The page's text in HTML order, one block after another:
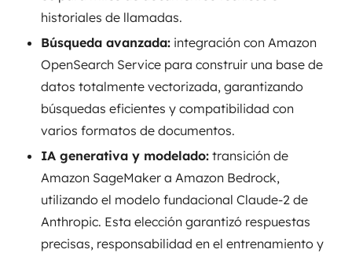
Gestión de infraestructura
Escalar con seguridad
Pentest
DevSecOps
MSS
Consultoría de seguridad
Simulación de Phishing
historiales de llamadas.
Búsqueda avanzada: integración con Amazon
OpenSearch Service para construir una base de
datos totalmente vectorizada, garantizando
búsquedas eficientes y compatibilidad con
varios formatos de documentos.
IA generativa y modelado: transición de
Amazon SageMaker a Amazon Bedrock,
utilizando el modelo fundacional Claude-2 de
Anthropic. Esta elección garantizó respuestas
precisas, responsabilidad en el entrenamiento y